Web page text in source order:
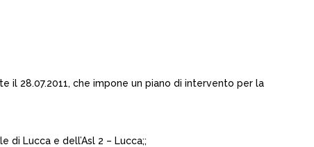
il 28.07.2011, che impone un piano di intervento per la
di Lucca e dell’Asl 2 – Lucca;;